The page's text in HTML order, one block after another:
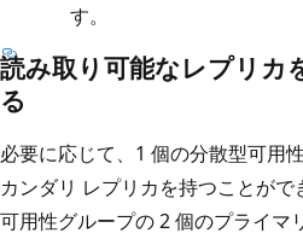
す。
読み取り可能なレプリカ
る
必要に応じて、1 個の分散型可用
カンダリ レプリカを持つことが
可用性グループの 2 個のプライマ